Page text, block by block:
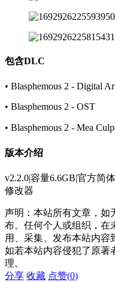
包含DLC
• Blasphemous 2 - Digital
• Blasphemous 2 - OST
• Blasphemous 2 - Mea
版本介绍
v2.2.0|容量6.6GB|官方简
修改器
声明：本站所有文章，如
布。任何个人或组织，在
用、采集、发布本站内容
如若本站内容侵犯了原著
理。
分享 收藏 点赞(0)